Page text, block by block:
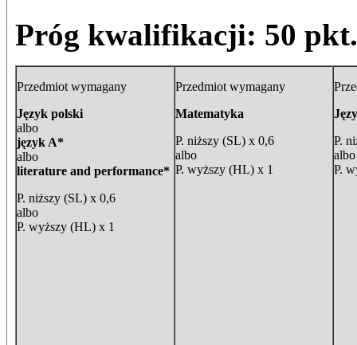
Próg kwalifikacji: 50 pkt.
Przedmiot wymagany
Język polski
albo
język A*
albo
literature and performance*
P. niższy (SL) x 0,6
albo
P. wyższy (HL) x 1
Przedmiot wymagany
Matematyka
P. niższy (SL) x 0,6
albo
P. wyższy (HL) x 1
P.
albo
P.